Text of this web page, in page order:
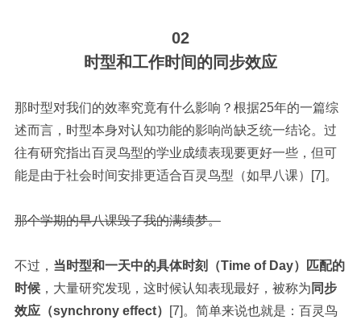
02
时型和工作时间的同步效应
那时型对我们的效率究竟有什么影响？根据25年的一篇综
述而言，时型本身对认知功能的影响尚缺乏统一结论。过
往有研究指出百灵鸟型的学业成绩表现要更好一些，但可
能是由于社会时间安排更适合百灵鸟型（如早八课）[7]。
那个学期的早八课毁了我的满绩梦。
不过， 当时型和一天中的具体时刻（Time of Day）匹配的
时候，大量研究发现，这时候认知表现最好，被称为 同步
效应（synchrony effect）
[7]。简单来说也就是：百灵鸟